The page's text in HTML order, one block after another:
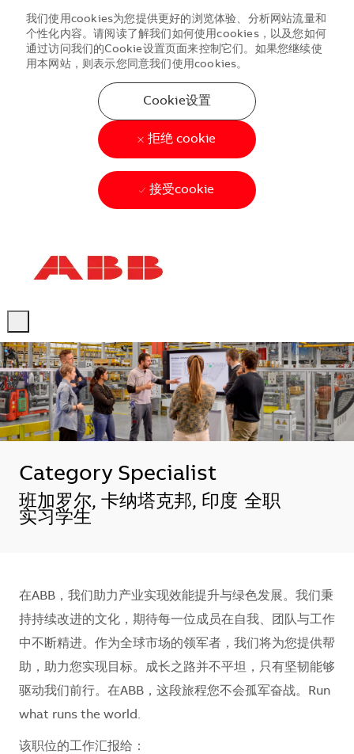
--
我们使用cookies为您提供更好的浏览体验、分析网站流量和
个性化内容。请阅读了解我们如何使用cookies，以及您如何
通过访问我们的Cookie设置页面来控制它们。如果您继续使
用本网站，则表示您同意我们使用cookies。
Cookie设置
拒绝 cookie
接受cookie
Category Specialist
地点
班加罗尔, 卡纳塔克邦, 印度 全职
实习学生
在ABB，我们助力产业实现效能提升与绿色发展。我们秉
持持续改进的文化，期待每一位成员在自我、团队与工作
中不断精进。作为全球市场的领军者，我们将为您提供帮
助，助力您实现目标。成长之路并不平坦，只有坚韧能够
驱动我们前行。在ABB，这段旅程您不会孤军奋战。Run
what runs the world.
该职位的工作汇报给：